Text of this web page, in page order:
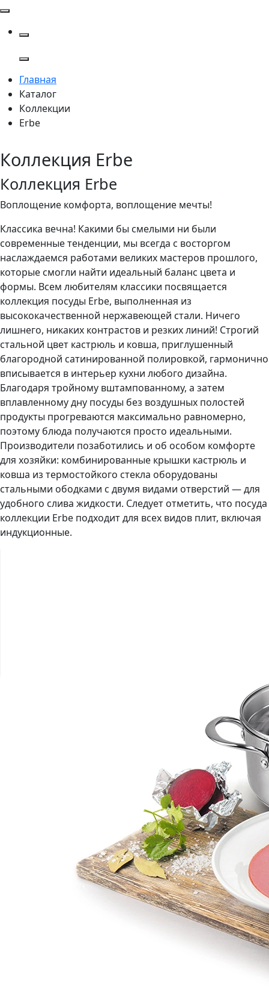
Главная
Каталог
Коллекции
Erbe
Коллекция Erbe
Коллекция Erbe
Воплощение комфорта, воплощение мечты!
Классика вечна! Какими бы смелыми ни были
современные тенденции, мы всегда с восторгом
наслаждаемся работами великих мастеров прошлого,
которые смогли найти идеальный баланс цвета и
формы. Всем любителям классики посвящается
коллекция посуды Erbe, выполненная из
высококачественной нержавеющей стали. Ничего
лишнего, никаких контрастов и резких линий! Строгий
стальной цвет кастрюль и ковша, приглушенный
благородной сатинированной полировкой, гармонично
вписывается в интерьер кухни любого дизайна.
Благодаря тройному вштампованному, а затем
вплавленному дну посуды без воздушных полостей
продукты прогреваются максимально равномерно,
поэтому блюда получаются просто идеальными.
Производители позаботились и об особом комфорте
для хозяйки: комбинированные крышки кастрюль и
ковша из термостойкого стекла оборудованы
стальными ободками с двумя видами отверстий — для
удобного слива жидкости. Следует отметить, что посуда
коллекции Erbe подходит для всех видов плит, включая
индукционные.